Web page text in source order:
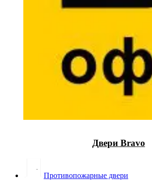
Двери Bravo
Противопожарные двери